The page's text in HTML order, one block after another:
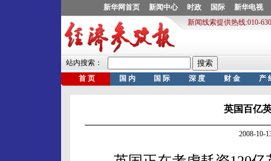
英国百亿
2008-10-